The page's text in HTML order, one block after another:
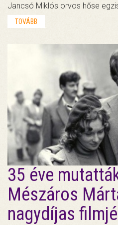
Jancsó Miklós orvos hőse
TOVÁBB
35 éve
Mészáros
nagydíjas